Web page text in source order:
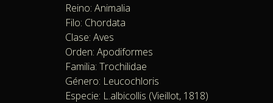
Reino: Animalia
Filo: Chordata
Clase: Aves
Orden: Apodiformes
Familia: Trochilidae
Género: Leucochloris
Especie: L.albicollis (Vieillot, 1818)